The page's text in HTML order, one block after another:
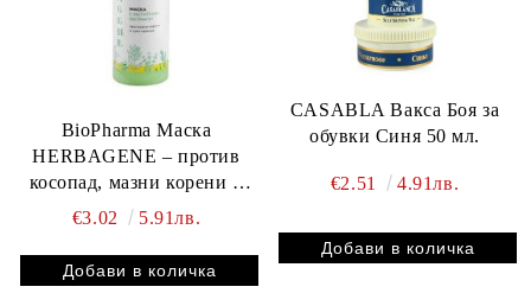
BioPharma Маска
HERBAGENE – против
косопад, мазни корени и
сухи краища на косата 150
€3.02 5.91лв.
CASABLA Вакса Боя за
обувки Синя 50 мл.
€2.51 4.91лв.